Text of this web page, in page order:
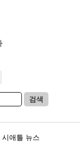
검색
시애틀 뉴스